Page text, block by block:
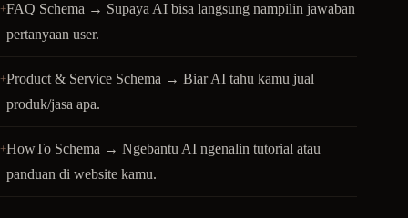
FAQ Schema → Supaya AI bisa langsung nampilin jawaban
pertanyaan user.
Product & Service Schema → Biar AI tahu kamu jual
produk/jasa apa.
HowTo Schema → Ngebantu AI ngenalin tutorial atau
panduan di website kamu.